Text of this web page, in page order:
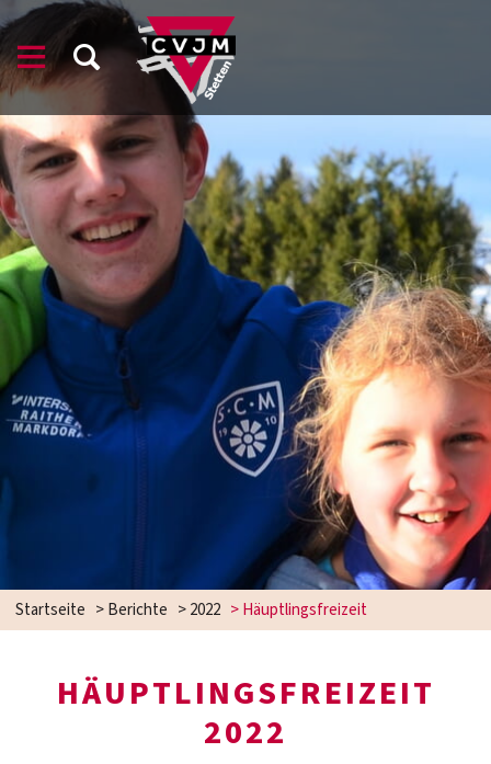
Startseite >Berichte >2022 >Häuptlingsfreizeit
HÄUPTLINGSFREIZEIT
2022